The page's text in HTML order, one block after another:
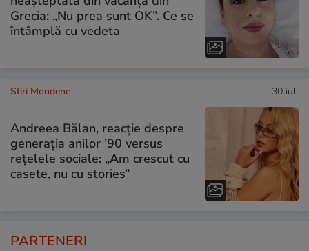
Grecia: „Nu prea sunt OK”. Ce se
întâmplă cu vedeta
Stiri Mondene 30 iul.
Andreea Bălan, reacție despre
generația anilor ’90 versus
rețelele sociale: „Am crescut cu
casete, nu cu stories”
PARTENERI